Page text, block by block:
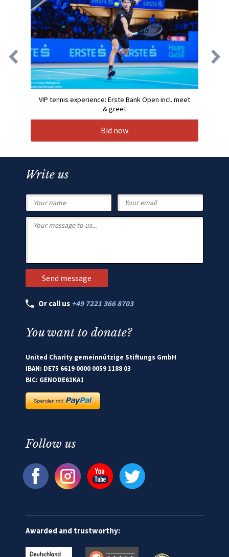
VIP tennis experience: Erste Bank Open incl. meet
& greet
Bid now
Write us
Or call us +49 7221 366 8703
You want to donate?
United Charity gemeinnützige Stiftungs GmbH
IBAN: DE75 6619 0000 0059 1188 03
BIC: GENODE61KA1
Follow us
Awarded and trustworthy: